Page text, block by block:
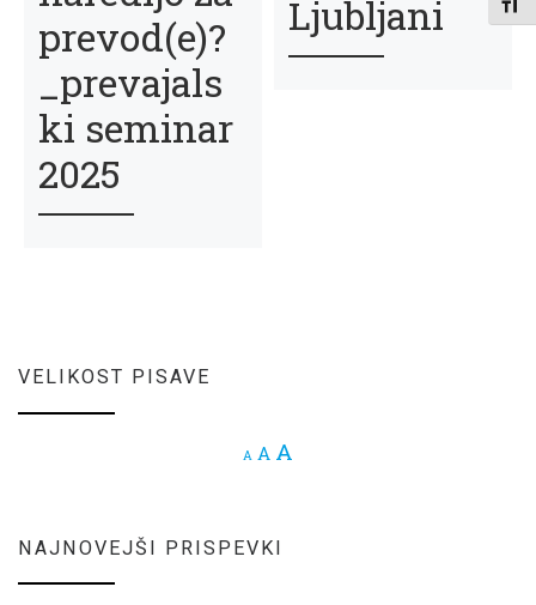
prevod(e)?
_prevajals
ki seminar
2025
Ljubljani
VELIKOST PISAVE
A Decrease font size.
A Reset font size.
A
NAJNOVEJŠI PRISPEVKI